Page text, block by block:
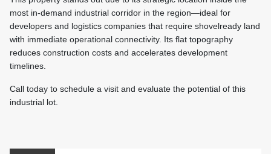
most in-demand industrial corridor in the region—ideal for
developers and logistics companies that require shovelready land
with immediate operational connectivity. Its flat topography
reduces construction costs and accelerates development
timelines.
Call today to schedule a visit and evaluate the potential of this
industrial lot.